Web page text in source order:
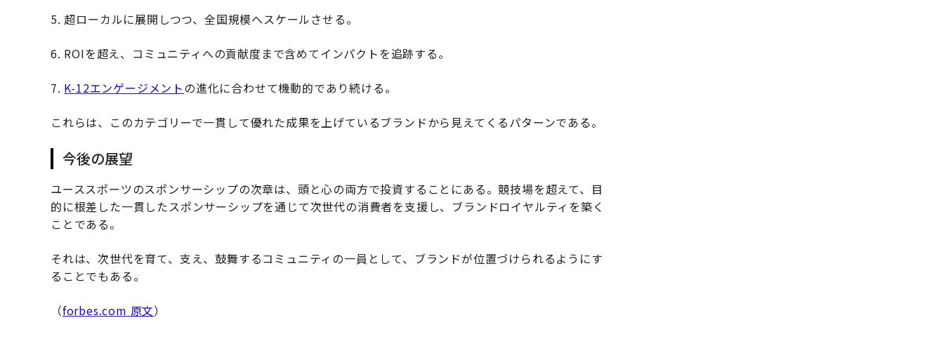
5. 超ローカルに展開しつつ、全国規模へスケールさせる。
6. ROIを超え、コミュニティへの貢献度まで含めてインパクトを追跡する。
7. K-12エンゲージメントの進化に合わせて機動的であり続ける。
これらは、このカテゴリーで一貫して優れた成果を上げているブランドから見えてくるパターンである。
今後の展望
ユーススポーツのスポンサーシップの次章は、頭と心の両方で投資することにある。競技場を超えて、目
的に根差した一貫したスポンサーシップを通じて次世代の消費者を支援し、ブランドロイヤルティを築く
ことである。
それは、次世代を育て、支え、鼓舞するコミュニティの一員として、ブランドが位置づけられるようにす
ることでもある。
（forbes.com 原文）